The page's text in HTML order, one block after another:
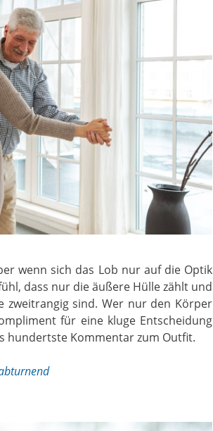
wenn sich das Lob nur auf die Optik
dass nur die äußere Hülle zählt und
zweitrangig sind. Wer nur den Körper
für eine kluge Entscheidung
hundertste Kommentar zum Outfit.